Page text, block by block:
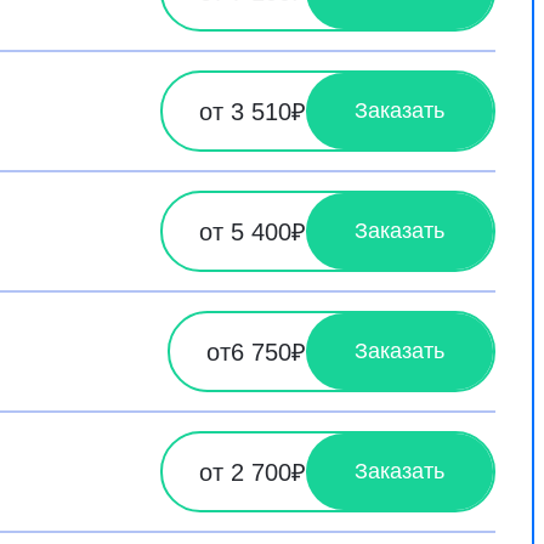
от 3 510₽ Заказать
от 5 400₽ Заказать
от6 750₽ Заказать
от 2 700₽ Заказать